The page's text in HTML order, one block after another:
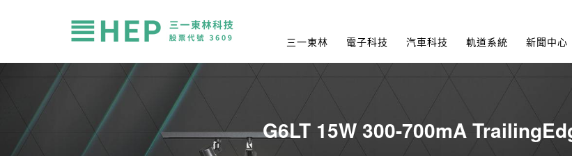
三一東林 電子科技 汽車科技 軌道系統 新聞中心
G6LT 15W 300-700mA